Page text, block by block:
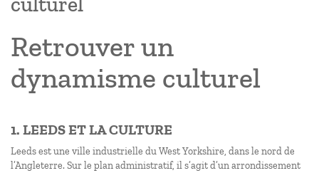
Retrouver un
dynamisme culturel
1. LEEDS ET LA CULTURE
Leeds est une ville industrielle du West Yorkshire, dans le nord de
l’Angleterre. Sur le plan administratif, il s’agit d’un arrondissement